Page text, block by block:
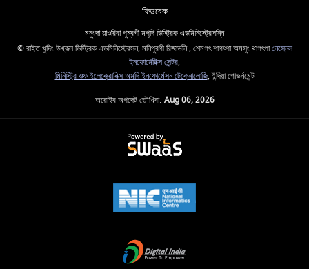
ফিডবেক
মনুংদা য়াওরিবা পুম্বগী মপুদি ডিস্ট্রিক এডমিনিস্ট্রেসন্নি
© রাইত খুদিং ঊখ্রূল ডিস্ট্রিক এডমিনিস্ট্রেসন, মনিপুরগী রিজার্ভনি , শেমগৎ শাগৎপা অমসুং থাগৎপানেস্নেল
ইনফোর্মেটিক্স সেন্টর,
মিনিস্ট্রি ওফ ইলেক্ত্রোনিক্স অমদি ইনফোর্মেসন টেক্নোলোজি, ইন্দিয়া গোভর্নমেন্ট
অরোইব অপদেট তৌখিবা: Aug 06, 2026